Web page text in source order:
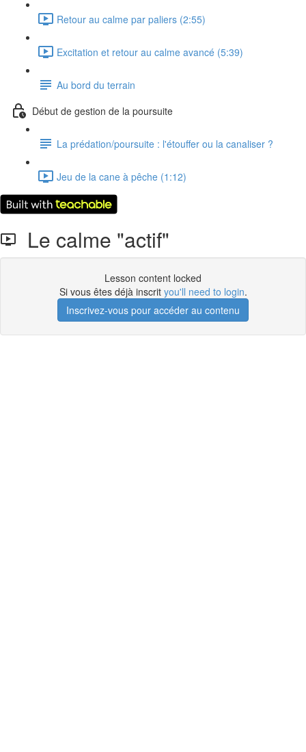
Retour au calme par paliers (2:55)
Excitation et retour au calme avancé (5:39)
Au bord du terrain
Début de gestion de la poursuite
La prédation/poursuite : l'étouffer ou la canaliser ?
Jeu de la cane à pêche (1:12)
Le calme "actif"
Lesson content locked
Si vous êtes déjà inscrit you'll need to login.
Inscrivez-vous pour accéder au contenu